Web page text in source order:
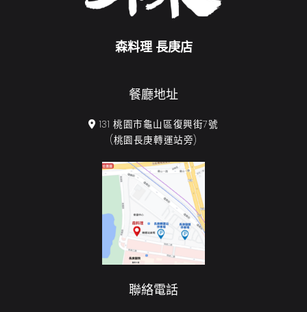
森料理 長庚店
餐廳地址
131 桃園市龜山區復興街7號
(桃園長庚轉運站旁)
聯絡電話